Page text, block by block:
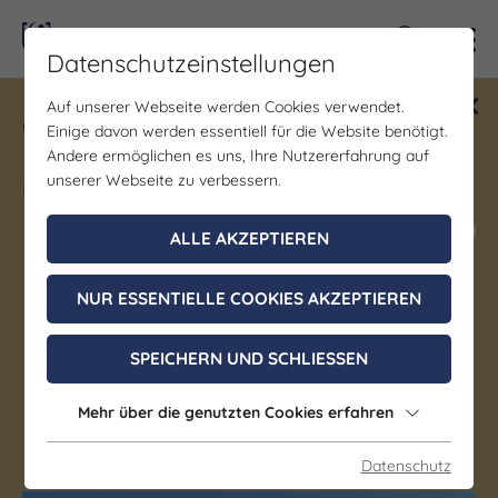
Gewinne ein Blind Date mit Saale-
Unstrut! Teilnahme vom 1.7. - 18.12.
möglich.
Jetzt mitmachen
Ferienhaus zur alten
Korbmacherei
Freyburg (Unstrut)
Datenschutzeinstellungen
Auf unserer Webseite werden Cookies verwendet.
Einige davon werden essentiell für die Website benötigt.
Andere ermöglichen es uns, Ihre Nutzererfahrung auf
unserer Webseite zu verbessern.
ALLE AKZEPTIEREN
NUR ESSENTIELLE COOKIES AKZEPTIEREN
SPEICHERN UND SCHLIESSEN
Mehr über die genutzten Cookies erfahren
Datenschutz